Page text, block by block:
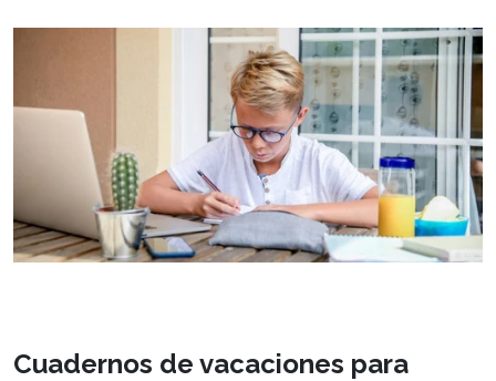
Cuadernos de vacaciones para